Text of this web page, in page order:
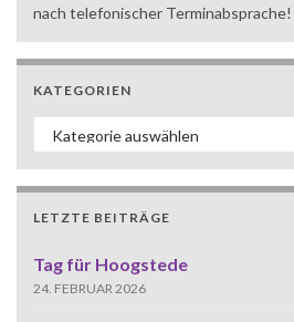
nach telefonischer Terminabsprache!
KATEGORIEN
Kategorien
LETZTE BEITRÄGE
Tag für Hoogstede
24. FEBRUAR 2026